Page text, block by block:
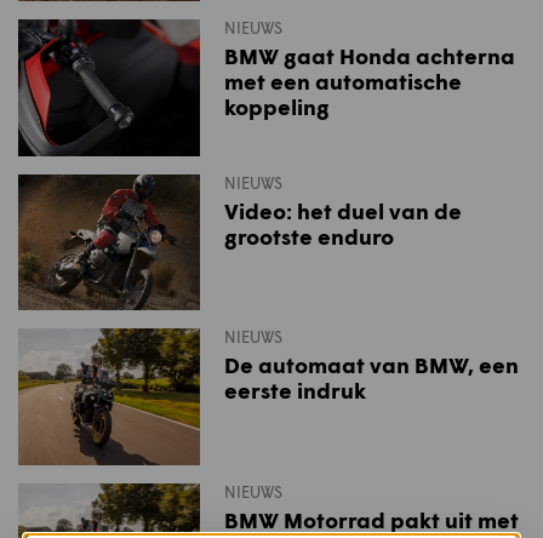
NIEUWS
BMW gaat Honda achterna
met een automatische
koppeling
NIEUWS
Video: het duel van de
grootste enduro
NIEUWS
De automaat van BMW, een
eerste indruk
NIEUWS
BMW Motorrad pakt uit met